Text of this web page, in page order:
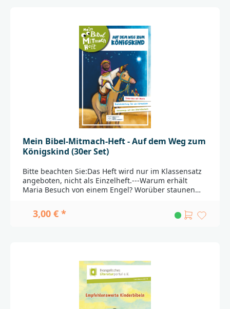
Mein Bibel-Mitmach-Heft - Auf dem Weg zum
Königskind (30er Set)
Bitte beachten Sie:Das Heft wird nur im Klassensatz
angeboten, nicht als Einzelheft.---Warum erhält
Maria Besuch von einem Engel? Worüber staunen
Stern? Passend zu den biblischen
Weihnachtsgeschichten enthält das 16-seitige Heft
eine Geschichtenweihnachtskugel basteln oder ihr
Wissen in einem kniffligen Kreuzworträtsel unter
Beweis stellen.Das Heft eignet sich zum Verteilen an
Schülerinnen und Schüler der Klassen 1 bis 3. Die
Inhalte lassen sich ebenso gut in den
3,00 € *